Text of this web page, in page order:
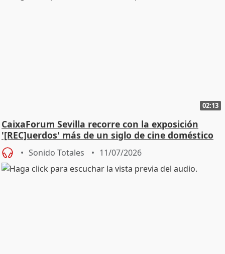
02:13
CaixaForum Sevilla recorre con la exposición
'[REC]uerdos' más de un siglo de cine doméstico
Sonido Totales 11/07/2026